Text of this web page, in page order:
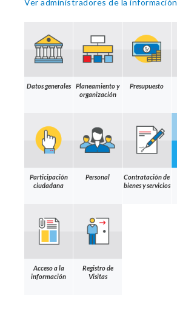
Ver administradores de la información
Datos generales
Planeamiento y
organización
Presupuesto
Participación
ciudadana
Personal
Contratación de
bienes y servicios
Acceso a la
información
Registro de
Visitas